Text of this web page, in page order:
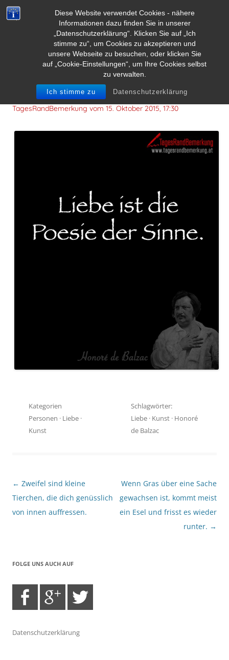
Diese Website verwendet Cookies - nähere
Informationen dazu finden Sie in unserer
„Datenschutzerklärung“. Klicken Sie auf „Ich
stimme zu“, um Cookies zu akzeptieren und
unsere Webseite zu besuchen, oder klicken Sie
auf „Cookie-Einstellungen“, um Ihre Cookies selbst
zu verwalten.
Ich stimme zu Datenschutzerklärung
Liebe ist die Poesie der Sinne.
TagesRandBemerkung vom 15. Oktober 2015, 17:30
Kategorien
Personen · Liebe ·
Kunst
Schlagwörter:
Liebe · Kunst · Honoré
de Balzac
Beitragsnavigation
← Zweifel sind kleine
Tierchen, die dich genüsslich
von innen auffressen.
Wenn Gras über eine Sache
gewachsen ist, kommt meist
ein Esel und frisst es wieder
runter. →
FOLGE UNS AUCH AUF
Datenschutzerklärung